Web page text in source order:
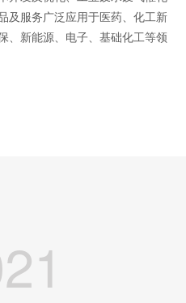
及服务广泛应用于医药、化工新
、新能源、电子、基础化工等领